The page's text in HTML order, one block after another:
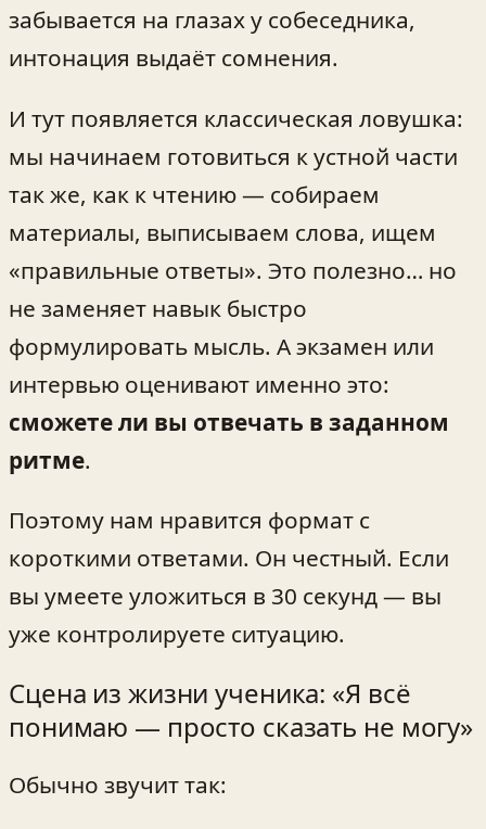
забывается на глазах у собеседника,
интонация выдаёт сомнения.
И тут появляется классическая ловушка:
мы начинаем готовиться к устной части
так же, как к чтению — собираем
материалы, выписываем слова, ищем
«правильные ответы». Это полезно… но
не заменяет навык быстро
формулировать мысль. А экзамен или
интервью оценивают именно это:
сможете ли вы отвечать в заданном
ритме.
Поэтому нам нравится формат с
короткими ответами. Он честный. Если
вы умеете уложиться в 30 секунд — вы
уже контролируете ситуацию.
Сцена из жизни ученика: «Я всё
понимаю — просто сказать не могу»
Обычно звучит так: